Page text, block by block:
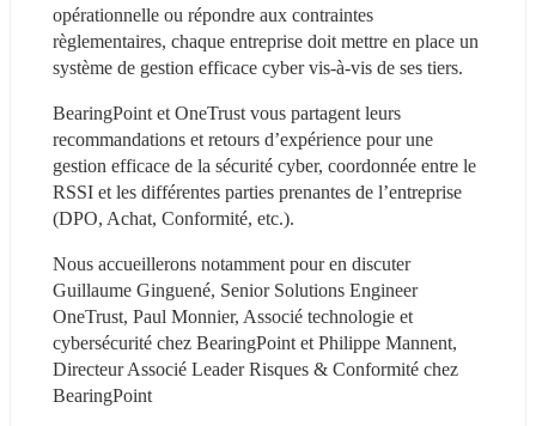
opérationnelle ou répondre aux contraintes
règlementaires, chaque entreprise doit mettre en place un
système de gestion efficace cyber vis-à-vis de ses tiers.
BearingPoint et OneTrust vous partagent leurs
recommandations et retours d’expérience pour une
gestion efficace de la sécurité cyber, coordonnée entre le
RSSI et les différentes parties prenantes de l’entreprise
(DPO, Achat, Conformité, etc.).
Nous accueillerons notamment pour en discuter
Guillaume Ginguené, Senior Solutions Engineer
OneTrust, Paul Monnier, Associé technologie et
cybersécurité chez BearingPoint et Philippe Mannent,
Directeur Associé Leader Risques & Conformité chez
BearingPoint